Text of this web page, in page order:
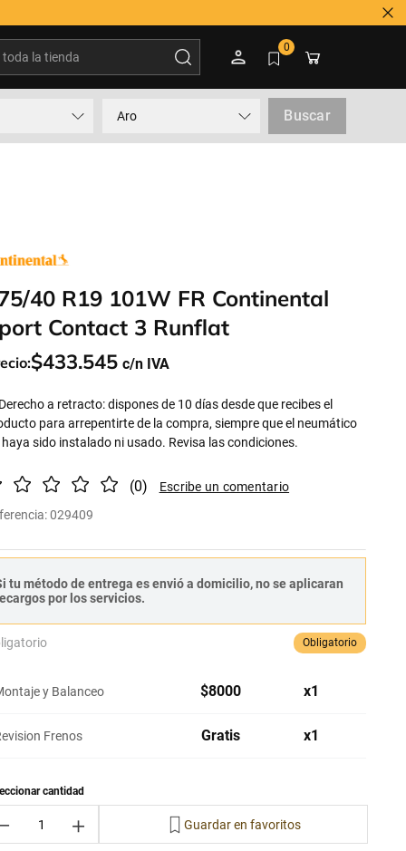
0
Aro Buscar
40 R19 101W FR Continental
Contact 3 Runflat
$433.545
a retracto: dispones de 10 días desde que recibes el
para arrepentirte de la compra, siempre que el neumático
sido instalado ni usado. Revisa las condiciones.
(0)
:029409
tu método de entrega es envió a domicilio, no se aplicaran
por los servicios.
Obligatorio
y Balanceo $8000 x1
Frenos Gratis x1
＋